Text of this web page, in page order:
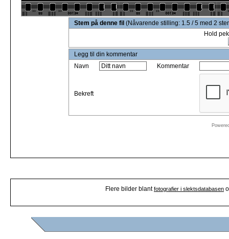
Stem på denne fil (Nåvarende stilling: 1.5 / 5 med 2
Hold
Legg til din kommentar
Navn
Kommentar
Bekreft
Flere bilder blantfotografier i slektsdatabasen